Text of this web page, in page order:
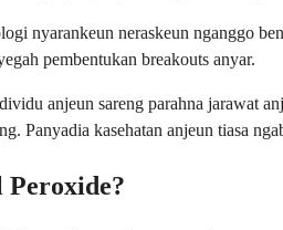
nyarankeun neraskeun nganggo
pembentukan breakouts anyar.
anjeun sareng parahna jarawat
Panyadia kasehatan anjeun tiasa
Peroxide?